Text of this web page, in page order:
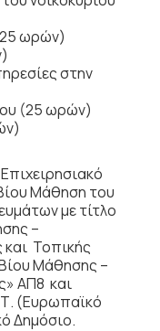
ωρών)
στην
μου (25 ωρών)
Μάθηση του
με τίτλο
–
και Τοπικής
Μάθησης –
ΑΠ8 και
(Ευρωπαϊκό
Δημόσιο.